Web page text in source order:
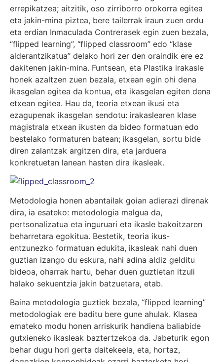
errepikatzea; aitzitik, oso zirriborro orokorra egitea
eta jakin-mina piztea, bere tailerrak iraun zuen ordu
eta erdian Inmaculada Contrerasek egin zuen bezala,
“flipped learning”, “flipped classroom” edo “klase
alderantzikatua” delako hori zer den oraindik ere ez
dakitenen jakin-mina. Funtsean, eta Plastika irakasle
honek azaltzen zuen bezala, etxean egin ohi dena
ikasgelan egitea da kontua, eta ikasgelan egiten dena
etxean egitea. Hau da, teoria etxean ikusi eta
ezagupenak ikasgelan sendotu: irakaslearen klase
magistrala etxean ikusten da bideo formatuan edo
bestelako formaturen batean; ikasgelan, sortu bide
diren zalantzak argitzen dira, eta jarduera
konkretuetan lanean hasten dira ikasleak.
Metodologia honen abantailak goian adierazi direnak
dira, ia esateko: metodologia malgua da,
pertsonalizatua eta inguruari eta ikasle bakoitzaren
beharretara egokitua. Bestetik, teoria ikus-
entzunezko formatuan edukita, ikasleak nahi duen
guztian izango du eskura, nahi adina aldiz gelditu
bideoa, oharrak hartu, behar duen guztietan itzuli
halako sekuentzia jakin batzuetara, etab.
Baina metodologia guztiek bezala, “flipped learning”
metodologiak ere baditu bere gune ahulak. Klasea
emateko modu honen arriskurik handiena baliabide
gutxieneko ikasleak baztertzekoa da. Jabeturik egon
behar dugu hori gerta daitekeela, eta, hortaz,